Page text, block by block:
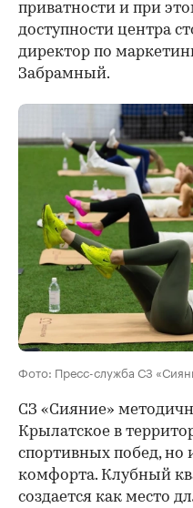
приватности и при
доступности центра
директор по
Забрамный.
Фото: Пресс-служба СЗ
СЗ «Сияние»
Крылатское в
спортивных побед, но
комфорта. Клубный
создается как место